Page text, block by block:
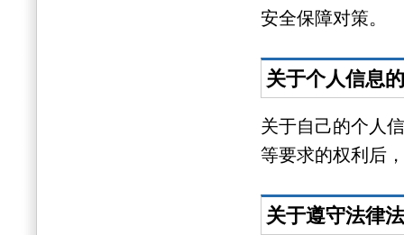
安全保障对策。
关于个人信息
关于自己的个人
等要求的权利后
关于遵守法律